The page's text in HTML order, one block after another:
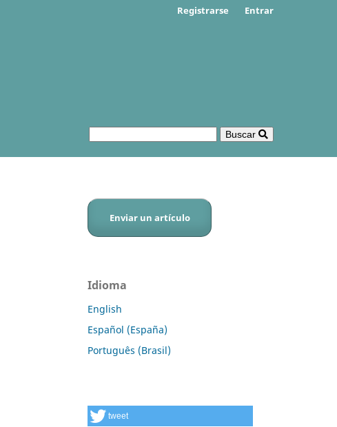
Buscar
Registrarse Entrar
Enviar un artículo
Idioma
English
Español (España)
Português (Brasil)
tweet